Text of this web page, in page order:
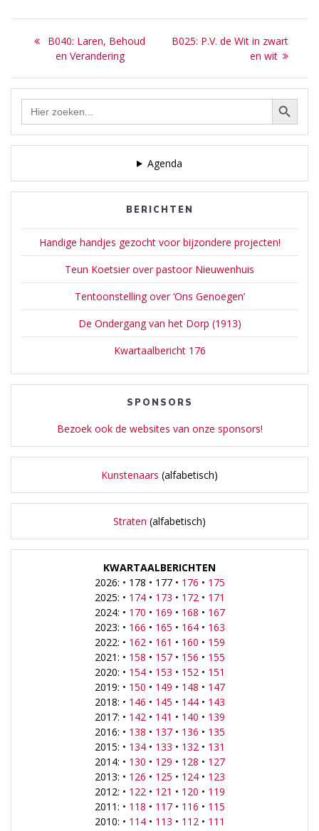
Bericht
navigatie
Previous
post:
B040: Laren, Behoud
en Verandering
Next
B025: P.V. de Wit in zwart
en wit
Zoek Zoekknop
Agenda
BERICHTEN
Handige handjes gezocht voor bijzondere projecten!
Teun Koetsier over pastoor Nieuwenhuis
Tentoonstelling over ‘Ons Genoegen’
De Ondergang van het Dorp (1913)
Kwartaalbericht 176
SPONSORS
Bezoek ook de websites van onze sponsors!
Kunstenaars (alfabetisch)
Straten (alfabetisch)
KWARTAALBERICHTEN
2026: • 178 • 177 • 176 • 175
2025: • 174• 173 • 172• 171
2024: • 170 • 169 • 168 • 167
2023: • 166 • 165 • 164• 163
2022: • 162• 161 • 160 • 159
2021: • 158 • 157• 156 • 155
2020: • 154• 153 • 152• 151
2019: • 150 • 149 • 148 • 147
2018: • 146 • 145 • 144• 143
2017: • 142• 141 • 140 • 139
2016: • 138 • 137• 136 • 135
2015: • 134• 133 • 132• 131
2014: • 130 • 129 • 128 • 127
2013: • 126 • 125 • 124• 123
2012: • 122• 121 • 120 • 119
2011: • 118 • 117• 116 • 115
2010: • 114• 113 • 112• 111